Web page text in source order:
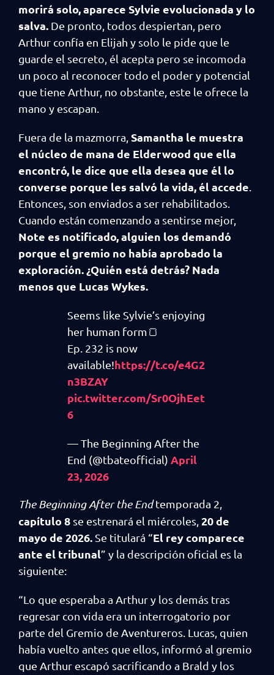
morirá solo, aparece Sylvie evolucionada y lo
salva. De pronto, todos despiertan, pero
Arthur confía en Elijah y solo le pide que le
guarde el secreto, él acepta pero se incomoda
un poco al reconocer todo el poder y potencial
que tiene Arthur, no obstante, este le ofrece la
mano y escapan.
Fuera de la mazmorra, Samantha le muestra
el núcleo de mana de Elderwood que ella
encontró, le dice que ella desea que él lo
converse porque les salvó la vida, él accede
Entonces, son enviados a ser rehabilitados.
Cuando están comenzando a sentirse mejor,
Note es notificado, alguien los demandó
porque el gremio no había aprobado la
exploración. ¿Quién está detrás? Nada
menos que Lucas Wykes.
Seems like Sylvie’s enjoying
her human form🍞
Ep. 232 is now
available!https://t.co/e4G2
n3BZAY
pic.twitter.com/Sr0OjhEet
6
— The Beginning After the
End (@tbateofficial) April
23, 2026
The Beginning After the Endtemporada 2,
capítulo 8 se estrenará el miércoles, 20 de
mayo de 2026. Se titulará “El rey comparece
ante el tribunal” y la descripción oficial es la
siguiente:
“Lo que esperaba a Arthur y los demás tras
regresar con vida era un interrogatorio por
parte del Gremio de Aventureros. Lucas, quien
había vuelto antes que ellos, informó al gremio
que Arthur escapó sacrificando a Brald y los